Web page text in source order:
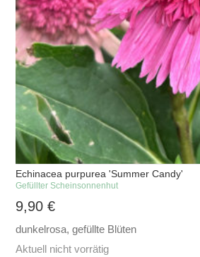
Echinacea purpurea 'Summer Candy'
Gefüllter Scheinsonnenhut
9,90€
dunkelrosa, gefüllte Blüten
Aktuell nicht vorrätig